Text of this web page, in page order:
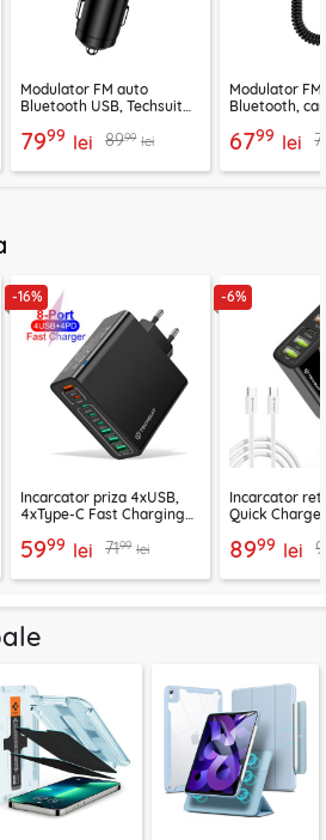
Modulator FM auto
Bluetooth USB, Techsuit
7999 lei 8999 lei
Modulator
Bluetooth,
6799 lei
-16%
Incarcator priza 4xUSB,
4xType-C Fast Charging
negru, CHPD224
5999 lei 7199 lei
-6%
Incarcator
Quick Charge
CHC2
8999 lei